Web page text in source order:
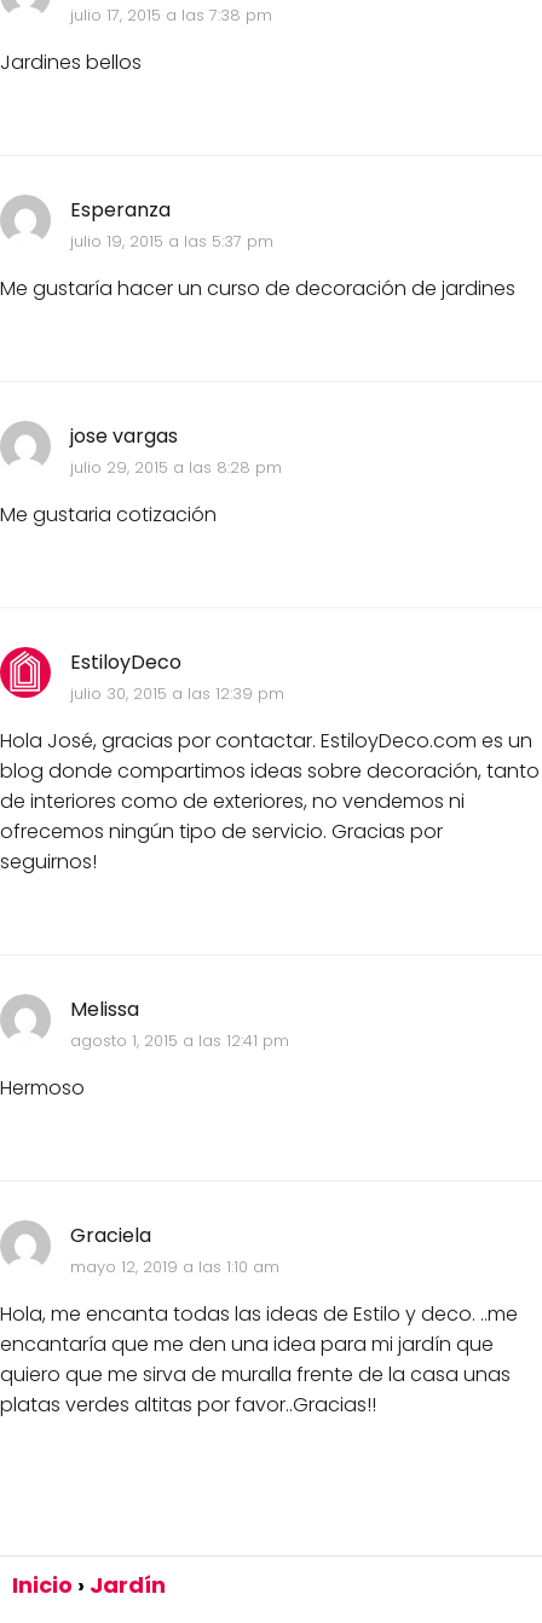
julio 17, 2015 a las 7:38 pm
Jardines bellos
Esperanza
julio 19, 2015 a las 5:37 pm
Me gustaría hacer un curso de decoración de jardines
jose vargas
julio 29, 2015 a las 8:28 pm
Me gustaria cotización
EstiloyDeco
julio 30, 2015 a las 12:39 pm
Hola José, gracias por contactar. EstiloyDeco.com es un
blog donde compartimos ideas sobre decoración, tanto
de interiores como de exteriores, no vendemos ni
ofrecemos ningún tipo de servicio. Gracias por
seguirnos!
Melissa
agosto 1, 2015 a las 12:41 pm
Hermoso
Graciela
mayo 12, 2019 a las 1:10 am
Hola, me encanta todas las ideas de Estilo y deco. ..me
encantaría que me den una idea para mi jardín que
quiero que me sirva de muralla frente de la casa unas
platas verdes altitas por favor..Gracias!!
Inicio Jardín